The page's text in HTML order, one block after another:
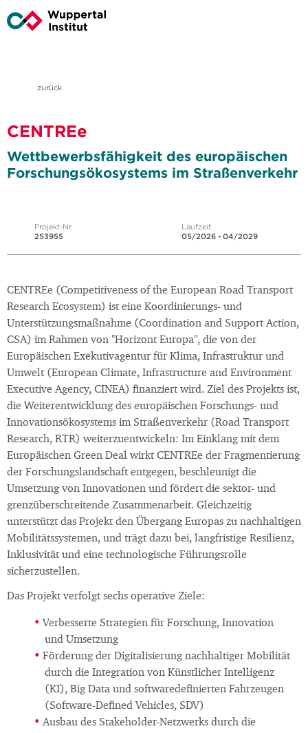
zurück
CENTREe
Wettbewerbsfähigkeit des europäischen
Forschungsökosystems im Straßenverkehr
Projekt-Nr.
253955
Laufzeit
05/2026 - 04/2029
CENTREe (Competitiveness of the European Road Transport
Research Ecosystem) ist eine Koordinierungs- und
Unterstützungsmaßnahme (Coordination and Support Action,
CSA) im Rahmen von "Horizont Europa", die von der
Europäischen Exekutivagentur für Klima, Infrastruktur und
Umwelt (European Climate, Infrastructure and Environment
Executive Agency, CINEA) finanziert wird. Ziel des Projekts ist,
die Weiterentwicklung des europäischen Forschungs- und
Innovationsökosystems im Straßenverkehr (Road Transport
Research, RTR) weiterzuentwickeln: Im Einklang mit dem
Europäischen Green Deal wirkt CENTREe der Fragmentierung
der Forschungslandschaft entgegen, beschleunigt die
Umsetzung von Innovationen und fördert die sektor- und
grenzüberschreitende Zusammenarbeit. Gleichzeitig
unterstützt das Projekt den Übergang Europas zu nachhaltigen
Mobilitätssystemen, und trägt dazu bei, langfristige Resilienz,
Inklusivität und eine technologische Führungsrolle
sicherzustellen.
Das Projekt verfolgt sechs operative Ziele:
Verbesserte Strategien für Forschung, Innovation
und Umsetzung
Förderung der Digitalisierung nachhaltiger Mobilität
durch die Integration von Künstlicher Intelligenz
(KI), Big Data und softwaredefinierten Fahrzeugen
(Software-Defined Vehicles, SDV)
Ausbau des Stakeholder-Netzwerks durch die